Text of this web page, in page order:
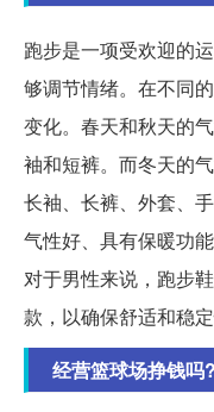
跑步是一项受欢迎的
够调节情绪。在不同
变化。春天和秋天的
袖和短裤。而冬天的
长袖、长裤、外套、
气性好、具有保暖功
对于男性来说，跑步
款，以确保舒适和稳定
经营篮球场挣钱吗?